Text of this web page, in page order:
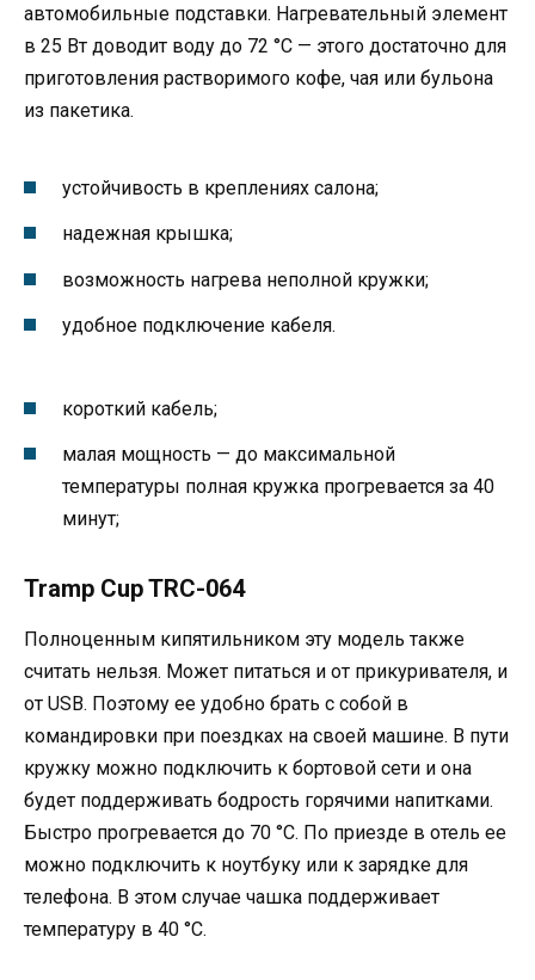
автомобильные подставки. Нагревательный элемент
в 25 Вт доводит воду до 72 °C — этого достаточно для
приготовления растворимого кофе, чая или бульона
из пакетика.
устойчивость в креплениях салона;
надежная крышка;
возможность нагрева неполной кружки;
удобное подключение кабеля.
короткий кабель;
малая мощность — до максимальной
температуры полная кружка прогревается за 40
минут;
Tramp Cup TRC-064
Полноценным кипятильником эту модель также
считать нельзя. Может питаться и от прикуривателя, и
от USB. Поэтому ее удобно брать с собой в
командировки при поездках на своей машине. В пути
кружку можно подключить к бортовой сети и она
будет поддерживать бодрость горячими напитками.
Быстро прогревается до 70 °C. По приезде в отель ее
можно подключить к ноутбуку или к зарядке для
телефона. В этом случае чашка поддерживает
температуру в 40 °C.